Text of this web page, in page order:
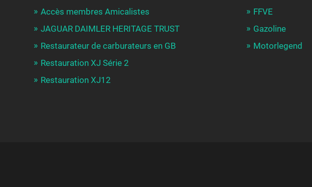
Accès membres Amicalistes
JAGUAR DAIMLER HERITAGE TRUST
Restaurateur de carburateurs en GB
Restauration XJ Série 2
Restauration XJ12
FFVE
Gazoline
Motorlegend